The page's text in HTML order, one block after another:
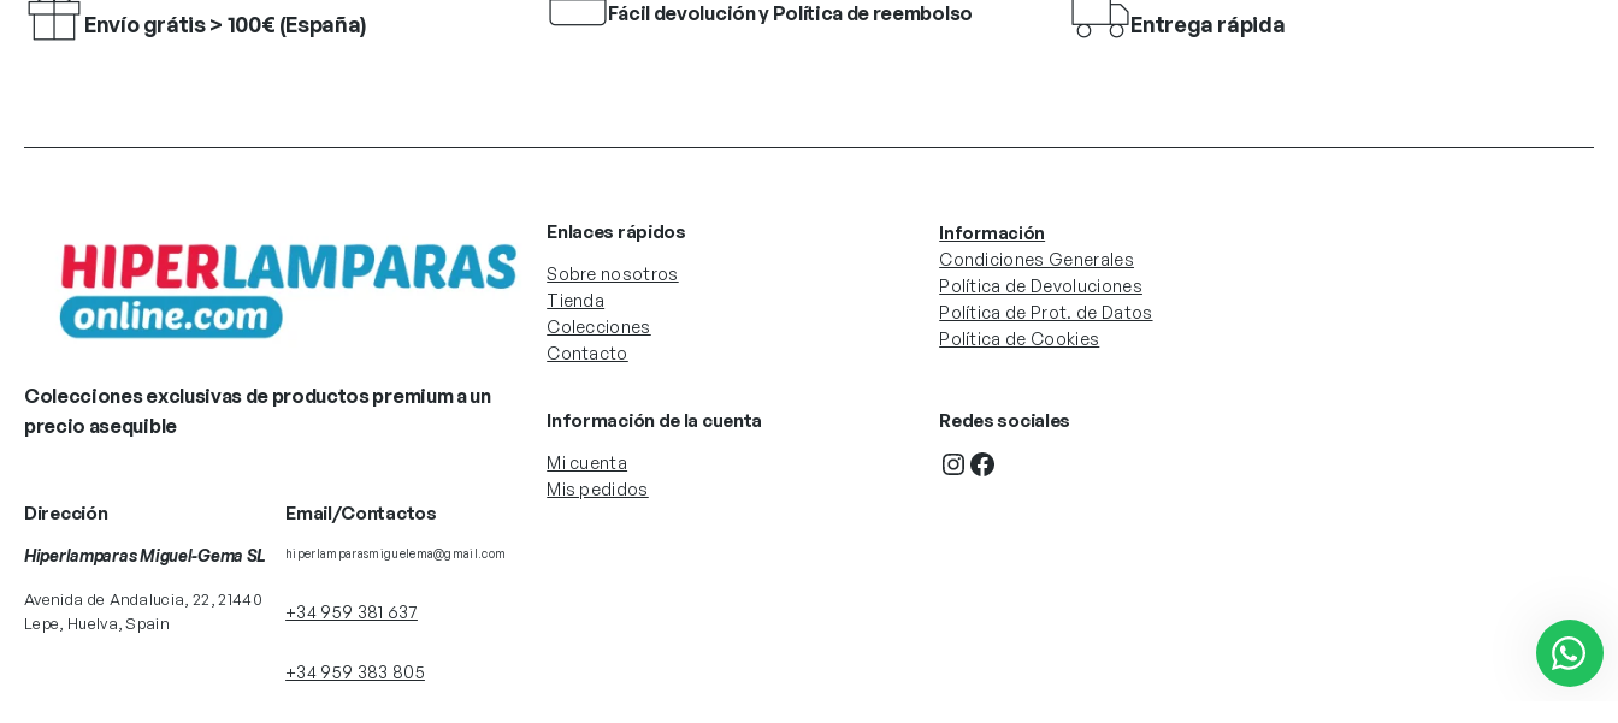
Envío grátis > 100€ (España) Fácil devolución y Política de reembolso Entrega rápida
Colecciones exclusivas de productos premium a un
precio asequible
Dirección
Hiperlamparas Miguel-Gema SL
Avenida de Andalucia, 22, 21440
Lepe, Huelva, Spain
Email/Contactos
hiperlamparasmiguelema@gmail.com
+34 959 381 637
+34 959 383 805
Enlaces rápidos
Sobre nosotros
Tienda
Colecciones
Contacto
Información
Condiciones Generales
Política de Devoluciones
Política de Prot. de Datos
Política de Cookies
Información de la cuenta
Mi cuenta
Mis pedidos
Redes sociales
InstagramFacebook